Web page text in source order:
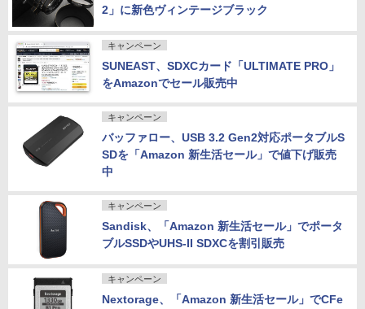
2」に新色ヴィンテージブラック
キャンペーン
SUNEAST、SDXCカード「ULTIMATE PRO」
をAmazonでセール販売中
キャンペーン
バッファロー、USB 3.2 Gen2対応ポータブルS
SDを「Amazon 新生活セール」で値下げ販売
中
キャンペーン
Sandisk、「Amazon 新生活セール」でポータ
ブルSSDやUHS-II SDXCを割引販売
キャンペーン
Nextorage、「Amazon 新生活セール」でCFe